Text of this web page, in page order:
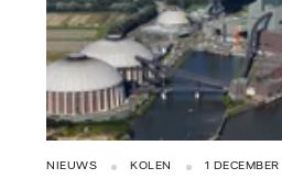
NIEUWS KOLEN 1